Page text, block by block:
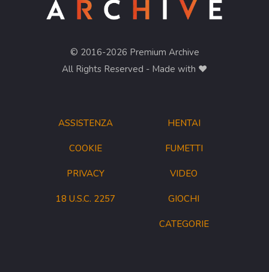
ASSISTENZA
COOKIE
PRIVACY
18 U.S.C. 2257
© 2016-2026 Premium Archive
All Rights Reserved - Made with ❤︎
HENTAI
FUMETTI
VIDEO
GIOCHI
CATEGORIE